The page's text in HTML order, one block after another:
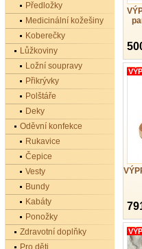
Předložky
Medicinální kožešiny
Koberečky
Lůžkoviny
Ložní soupravy
Přikrývky
Polštáře
Deky
Oděvní konfekce
Rukavice
Čepice
Vesty
Bundy
Kabáty
Ponožky
Zdravotní doplňky
Pro děti